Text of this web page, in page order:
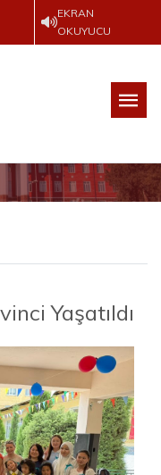
EKRAN
OKUYUCU
Yaşatıldı